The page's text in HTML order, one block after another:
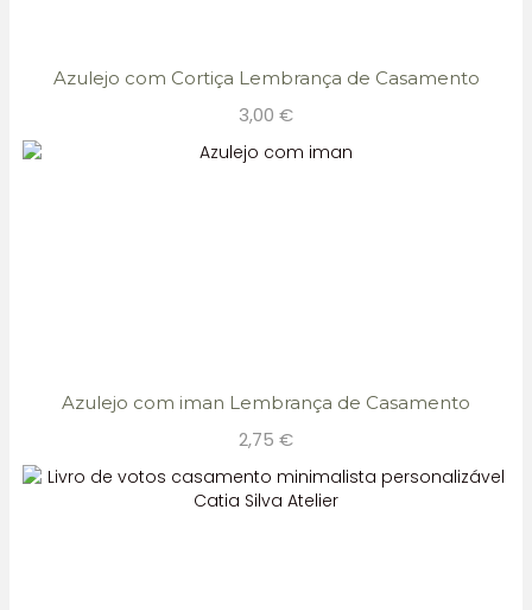
Azulejo com Cortiça Lembrança de Casamento
3,00 €
Azulejo com iman Lembrança de Casamento
2,75 €